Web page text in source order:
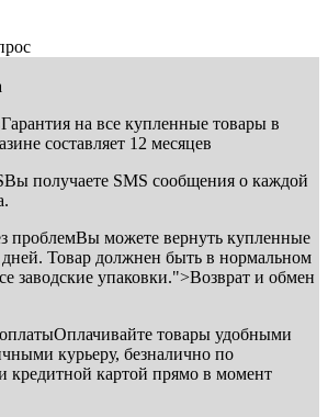
Гарантия на все купленные товары в
составляет 12 месяцев
Вы получаете SMS сообщения о каждой
проблемВы можете вернуть купленные
дней. Товар должнен быть в нормальном
заводские упаковки.">Возврат и обмен
Оплачивайте товары удобными
курьеру, безналично по
кредитной картой прямо в момент